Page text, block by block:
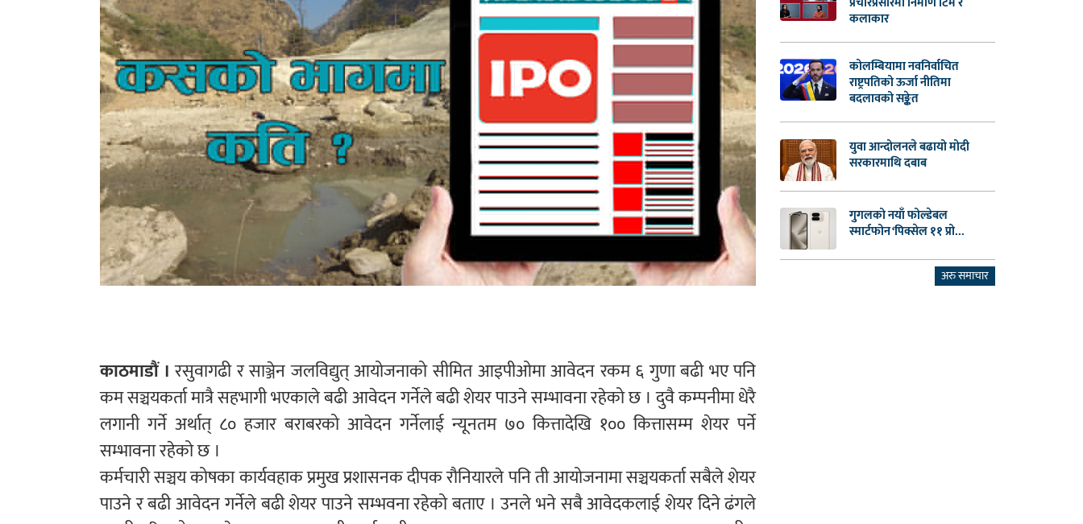
काठमाडौं ।रसुवागढी र साञ्जेन जलविद्युत् आयोजनाको सीमित आइपीओमा आवेदन रकम ६ गुणा बढी भए पनि
कम सञ्चयकर्ता मात्रै सहभागी भएकाले बढी आवेदन गर्नेले बढी शेयर पाउने सम्भावना रहेको छ । दुवै कम्पनीमा धेरै
लगानी गर्ने अर्थात् ८० हजार बराबरको आवेदन गर्नेलाई न्यूनतम ७० कित्तादेखि १०० कित्तासम्म शेयर पर्ने
सम्भावना रहेको छ ।
कर्मचारी सञ्चय कोषका कार्यवहाक प्रमुख प्रशासनक दीपक रौनियारले पनि ती आयोजनामा सञ्चयकर्ता सबैले शेयर
पाउने र बढी आवेदन गर्नेले बढी शेयर पाउने सम्भवना रहेको बताए । उनले भने सबै आवेदकलाई शेयर दिने ढंगले
कलाकार
कोलम्बियामा नवनिर्वाचित
राष्ट्रपतिको ऊर्जा नीतिमा
बदलावको सङ्केत
युवा आन्दोलनले बढायो मोदी
सरकारमाथि दबाब
गुगलको नयाँ फोल्डेबल
स्मार्टफोन ‘पिक्सेल ११ प्रो...
अरु समाचार